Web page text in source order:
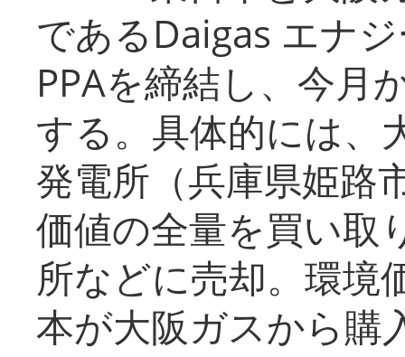
であるDaigas エナ
PPAを締結し、今月
する。具体的には、
発電所（兵庫県姫路
価値の全量を買い取
所などに売却。環境
本が大阪ガスから購